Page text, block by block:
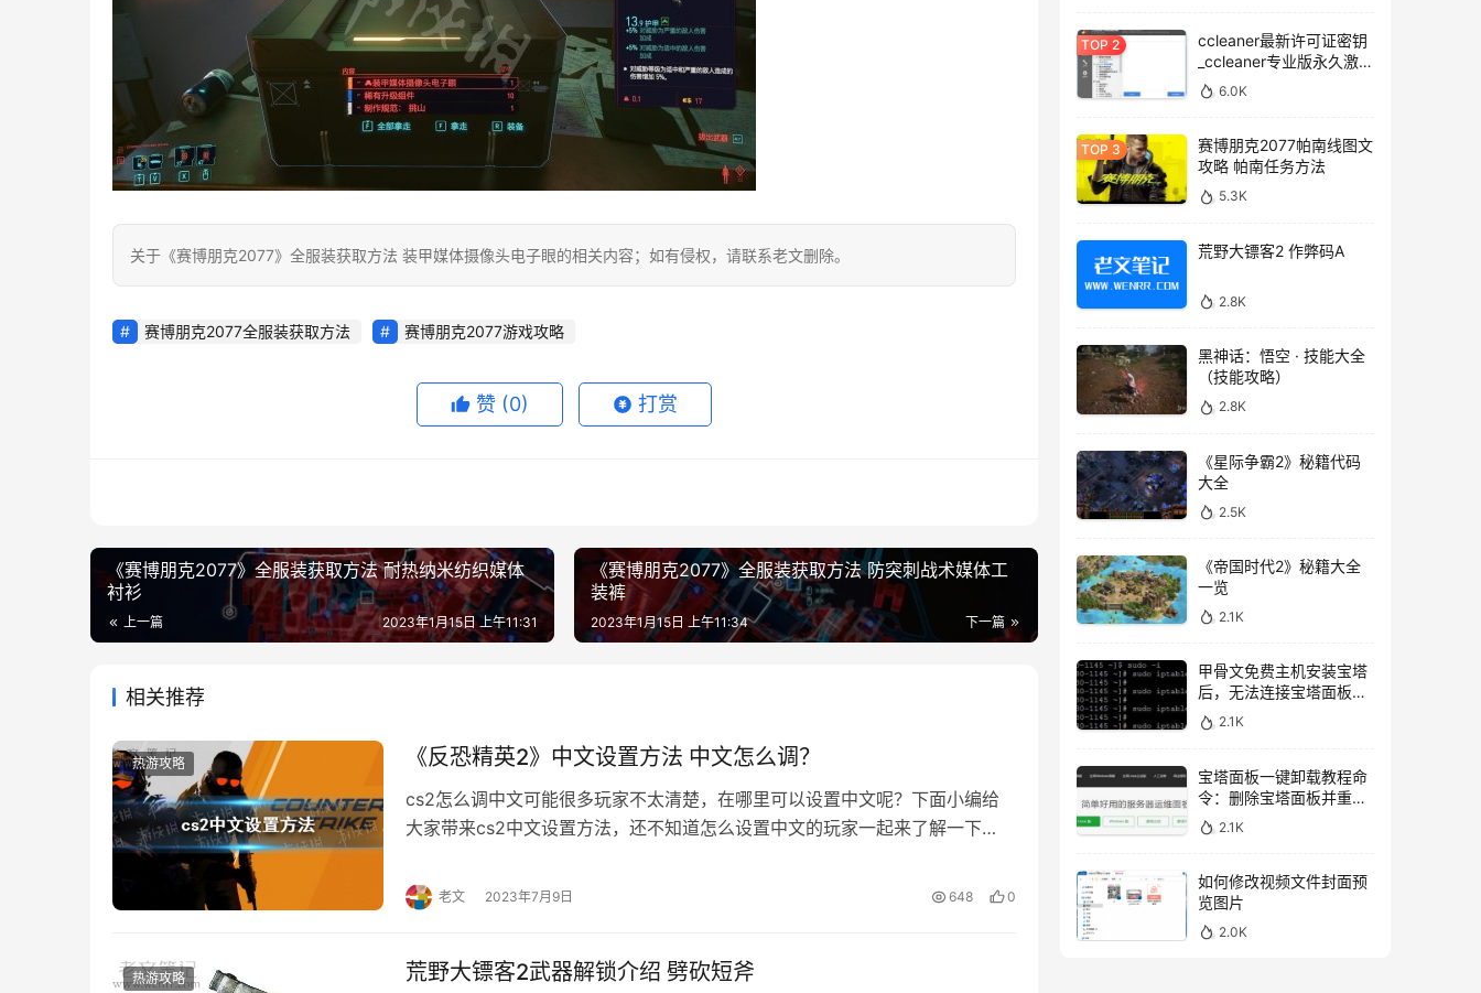
关于《赛博朋克2077》全服装获取方法 装甲媒体摄像头电子眼的相关内容；如有侵权，请联系老文删除。
赛博朋克2077全服装获取方法 赛博朋克2077游戏攻略
赞 (0) 打赏
《赛博朋克2077》全服装获取方法 耐热纳米纺织媒体
衬衫
上一篇 2023年1月15日 上午11:31
《赛博朋克2077》全服装获取方法 防突刺战术媒体工
装裤
下一篇
2023年1月15日 上午11:34
相关推荐
热游攻略 《反恐精英2》中文设置方法 中文怎么调？
cs2怎么调中文可能很多玩家不太清楚，在哪里可以设置中文呢？下面小编给
大家带来cs2中文设置方法，还不知道怎么设置中文的玩家一起来了解一下
2. 双击supported languages，把里面的单词改为schinese，退出。 3. 打开
win64文件夹…
老文 2023年7月9日 648 0
热游攻略 荒野大镖客2武器解锁介绍 劈砍短斧
ccleaner最新许可证密钥
_ccleaner专业版永久激活
码 6.0K
赛博朋克2077帕南线图文
攻略 帕南任务方法
5.3K
荒野大镖客2 作弊码A
2.8K
黑神话：悟空 · 技能大全
（技能攻略）
2.8K
《星际争霸2》秘籍代码
大全
2.5K
《帝国时代2》秘籍大全
一览
2.1K
甲骨文免费主机安装宝塔
后，无法连接宝塔面板的
解决方法
2.1K
宝塔面板一键卸载教程命
令：删除宝塔面板并重新
开始安装
2.1K
如何修改视频文件封面预
览图片
2.0K